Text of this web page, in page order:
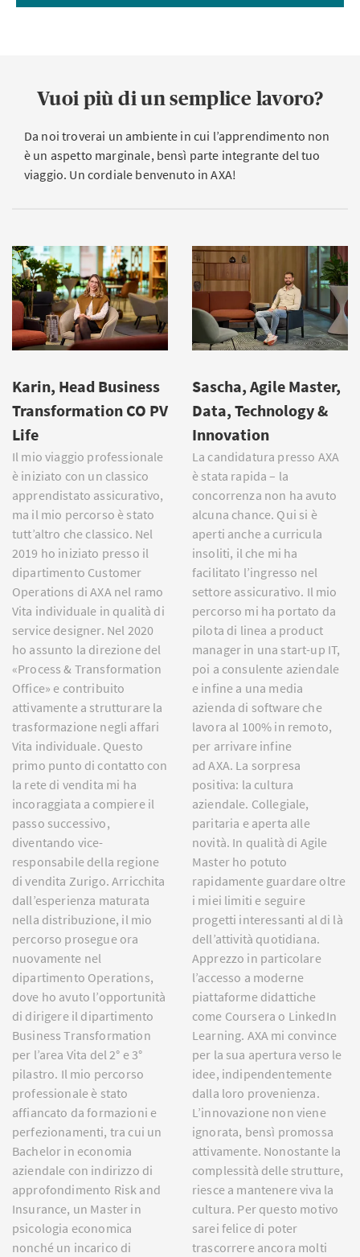
Vuoi più di un semplice lavoro?
Da noi troverai un ambiente in cui l’apprendimento non
è un aspetto marginale, bensì parte integrante del tuo
viaggio. Un cordiale benvenuto in AXA!
Karin, Head Business
Transformation CO PV
Life
Il mio viaggio professionale
è iniziato con un classico
apprendistato assicurativo,
ma il mio percorso è stato
tutt’altro che classico. Nel
2019 ho iniziato presso il
dipartimento Customer
Operations di AXA nel ramo
Vita individuale in qualità di
service designer. Nel 2020
ho assunto la direzione del
«Process & Transformation
Office» e contribuito
attivamente a strutturare la
trasformazione negli affari
Vita individuale. Questo
primo punto di contatto con
la rete di vendita mi ha
incoraggiata a compiere il
passo successivo,
diventando vice-
responsabile della regione
di vendita Zurigo. Arricchita
dall’esperienza maturata
nella distribuzione, il mio
percorso prosegue ora
nuovamente nel
dipartimento Operations,
dove ho avuto l’opportunità
di dirigere il dipartimento
Business Transformation
per l’area Vita del 2° e 3°
pilastro. Il mio percorso
professionale è stato
affiancato da formazioni e
perfezionamenti, tra cui un
Bachelor in economia
aziendale con indirizzo di
approfondimento Risk and
Insurance, un Master in
psicologia economica
nonché un incarico di
Sascha, Agile Master,
Data, Technology &
Innovation
La candidatura presso AXA
è stata rapida – la
concorrenza non ha avuto
alcuna chance. Qui si è
aperti anche a curricula
insoliti, il che mi ha
facilitato l’ingresso nel
settore assicurativo. Il mio
percorso mi ha portato da
pilota di linea a product
manager in una start-up IT,
poi a consulente aziendale
e infine a una media
azienda di software che
lavora al 100% in remoto,
per arrivare infine
ad AXA. La sorpresa
positiva: la cultura
aziendale. Collegiale,
paritaria e aperta alle
novità. In qualità di Agile
Master ho potuto
rapidamente guardare oltre
i miei limiti e seguire
progetti interessanti al di là
dell’attività quotidiana.
Apprezzo in particolare
l’accesso a moderne
piattaforme didattiche
come Coursera o LinkedIn
Learning. AXA mi convince
per la sua apertura verso le
idee, indipendentemente
dalla loro provenienza.
L’innovazione non viene
ignorata, bensì promossa
attivamente. Nonostante la
complessità delle strutture,
riesce a mantenere viva la
cultura. Per questo motivo
sarei felice di poter
trascorrere ancora molti